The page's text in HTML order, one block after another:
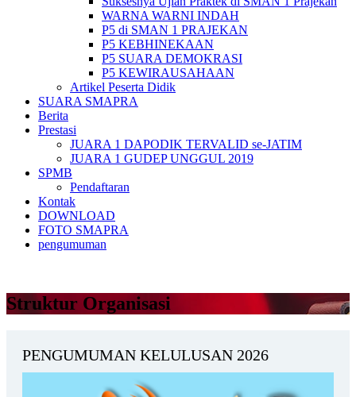
WARNA WARNI INDAH
P5 di SMAN 1 PRAJEKAN
P5 KEBHINEKAAN
P5 SUARA DEMOKRASI
P5 KEWIRAUSAHAAN
Artikel Peserta Didik
SUARA SMAPRA
Berita
Prestasi
JUARA 1 DAPODIK TERVALID se-JATIM
JUARA 1 GUDEP UNGGUL 2019
SPMB
Pendaftaran
Kontak
DOWNLOAD
FOTO SMAPRA
pengumuman
Struktur Organisasi
PENGUMUMAN KELULUSAN 2026